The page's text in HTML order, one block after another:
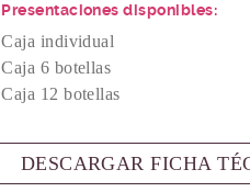
Presentaciones disponibles:
Caja individual
Caja 6 botellas
Caja 12 botellas
DESCARGAR FICHA